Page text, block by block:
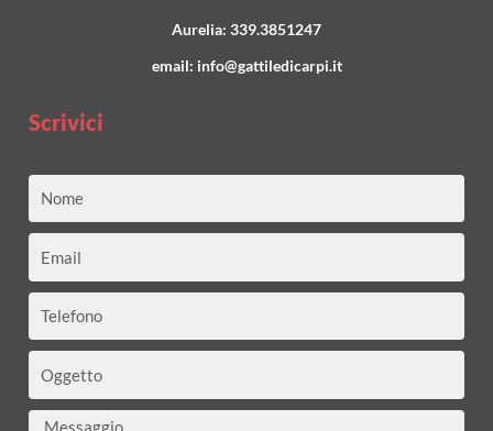
Aurelia: 339.3851247
email: info@gattiledicarpi.it
Scrivici
Messaggio